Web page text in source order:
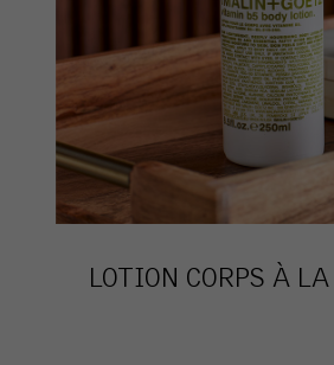
LOTION CORPS À